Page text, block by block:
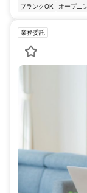
ブランクOK
オープニ
業務委託